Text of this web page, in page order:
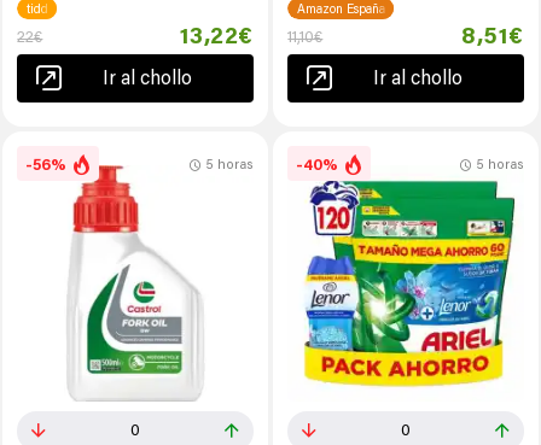
tidd
22€ 13,22€
Ir al chollo
Amazon España
11,10€ 8,51€
Ir al chollo
-56%
0
5 horas -40%
0
5 horas